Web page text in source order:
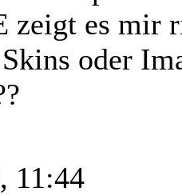
zeigt es mir
oder
11:44